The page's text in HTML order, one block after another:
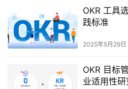
OKR 工具
践标准
2025年5月29日
OKR 目标
业适用性研